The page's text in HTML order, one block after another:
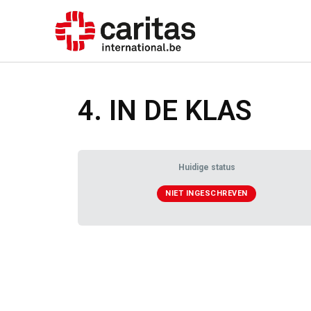
4. IN DE KLAS
Huidige status
NIET INGESCHREVEN